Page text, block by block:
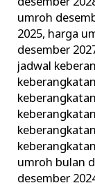
umroh
2025, harga
desember
jadwal
umroh bulan
desember